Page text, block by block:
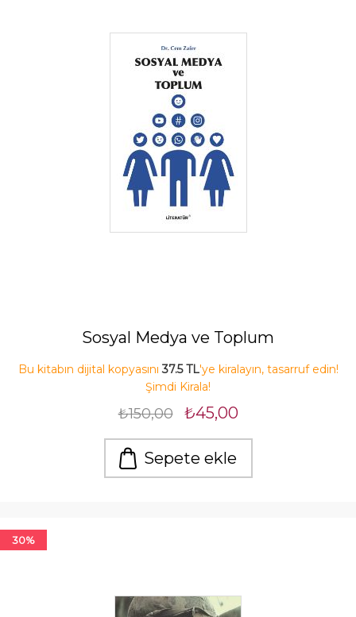
Sosyal Medya ve Toplum
Bu kitabın dijital kopyasını37.5 TL'ye kiralayın, tasarruf edin!
Şimdi Kirala!
₺150,00 ₺45,00
Sepete ekle
30%